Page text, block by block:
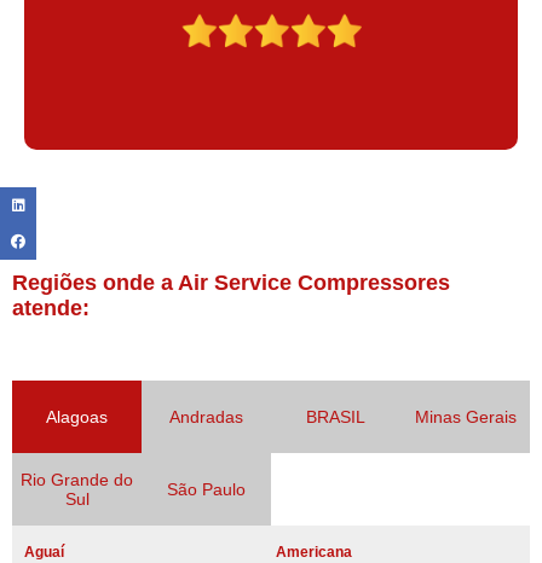
Regiões onde a Air Service Compressores
atende:
Alagoas Andradas BRASIL Minas Gerais
Rio Grande do
Sul
São Paulo
Aguaí Americana